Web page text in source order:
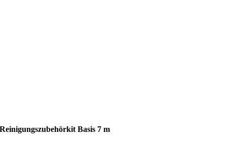
Reinigungszubehörkit Basis 7 m